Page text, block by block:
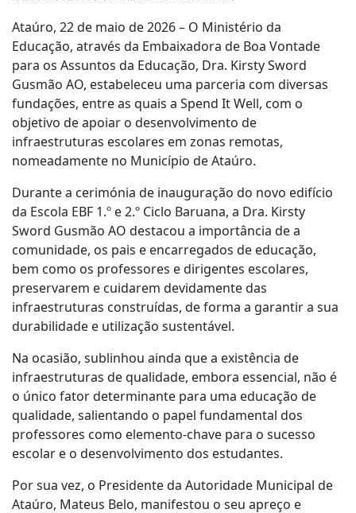
Ataúro, 22 de maio de 2026 – O Ministério da
Educação, através da Embaixadora de Boa Vontade
para os Assuntos da Educação, Dra. Kirsty Sword
Gusmão AO, estabeleceu uma parceria com diversas
fundações, entre as quais a Spend It Well, com o
objetivo de apoiar o desenvolvimento de
infraestruturas escolares em zonas remotas,
nomeadamente no Município de Ataúro.
Durante a cerimónia de inauguração do novo edifício
da Escola EBF 1.º e 2.º Ciclo Baruana, a Dra. Kirsty
Sword Gusmão AO destacou a importância de a
comunidade, os pais e encarregados de educação,
bem como os professores e dirigentes escolares,
preservarem e cuidarem devidamente das
infraestruturas construídas, de forma a garantir a sua
durabilidade e utilização sustentável.
Na ocasião, sublinhou ainda que a existência de
infraestruturas de qualidade, embora essencial, não é
o único fator determinante para uma educação de
qualidade, salientando o papel fundamental dos
professores como elemento-chave para o sucesso
escolar e o desenvolvimento dos estudantes.
Por sua vez, o Presidente da Autoridade Municipal de
Ataúro, Mateus Belo, manifestou o seu apreço e